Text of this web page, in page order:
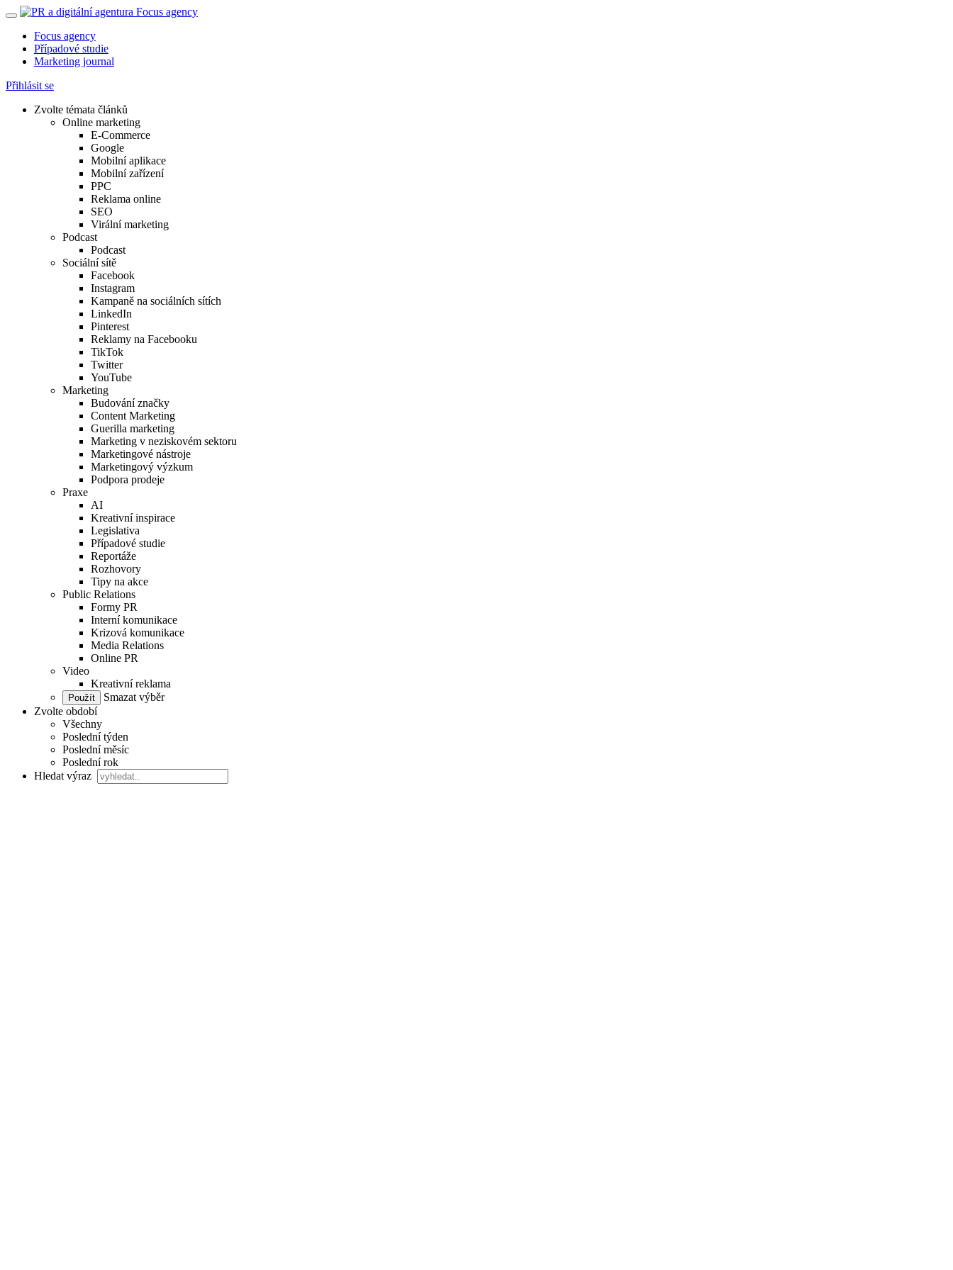
Focus agency
Případové studie
Marketing journal
Přihlásit se
Zvolte témata článků
Online marketing
E-Commerce
Google
Mobilní aplikace
Mobilní zařízení
PPC
Reklama online
SEO
Virální marketing
Podcast
Podcast
Sociální sítě
Facebook
Instagram
Kampaně na sociálních sítích
LinkedIn
Pinterest
Reklamy na Facebooku
TikTok
Twitter
YouTube
Marketing
Budování značky
Content Marketing
Guerilla marketing
Marketing v neziskovém sektoru
Marketingové nástroje
Marketingový výzkum
Podpora prodeje
Praxe
AI
Kreativní inspirace
Legislativa
Případové studie
Reportáže
Rozhovory
Tipy na akce
Public Relations
Formy PR
Interní komunikace
Krizová komunikace
Media Relations
Online PR
Video
Kreativní reklama
Smazat výběr
Zvolte období
Všechny
Poslední týden
Poslední měsíc
Poslední rok
Hledat výraz